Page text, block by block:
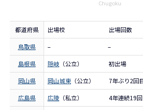
Chugoku
都道府県 出場校 出場回数
鳥取県 – –
島根県 隠岐 （公立） 初出場
岡山県 岡山城東 （公立） 7年ぶり2回
広島県 広陵 （私立） 4年連続19